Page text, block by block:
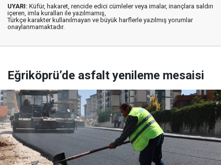
UYARI: Küfür, hakaret, rencide edici cümleler veya imalar, inançlara saldırı
içeren, imla kuralları ile yazılmamış,
Türkçe karakter kullanılmayan ve büyük harflerle yazılmış yorumlar
onaylanmamaktadır.
Eğriköprü’de asfalt yenileme mesaisi